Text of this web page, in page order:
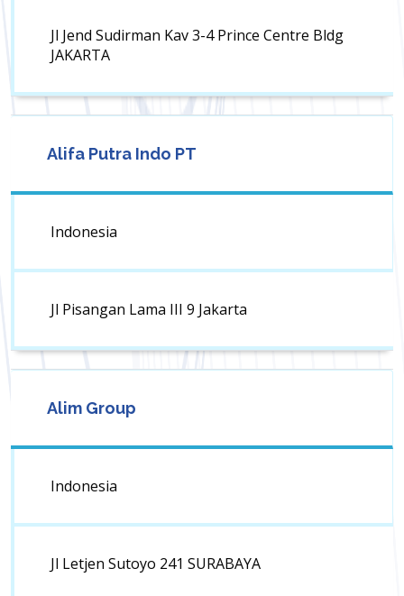
Jl Jend Sudirman Kav 3-4 Prince Centre Bldg
JAKARTA
Alifa Putra Indo PT
Indonesia
Jl Pisangan Lama III 9 Jakarta
Alim Group
Indonesia
Jl Letjen Sutoyo 241 SURABAYA